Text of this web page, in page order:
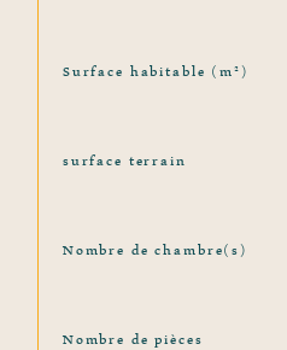
Surface habitable (m²)
surface terrain
Nombre de chambre(s)
Nombre de pièces